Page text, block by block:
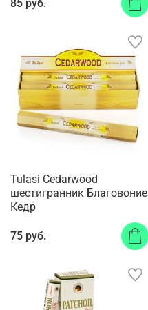
85 руб.
Tulasi Cedarwood
шестигранник Благовоние
Кедр
75 руб.